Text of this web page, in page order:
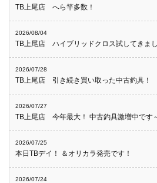
TB上尾店 へら竿多数！
2026/08/04
TB上尾店 ハイブリッドクロス試してきまし
2026/07/28
TB上尾店 引き続き買い取った中古釣具！
2026/07/27
TB上尾店 今年最大！ 中古釣具激増中です
2026/07/25
本日TBデイ！ ＆オリカラ発売です！
2026/07/24